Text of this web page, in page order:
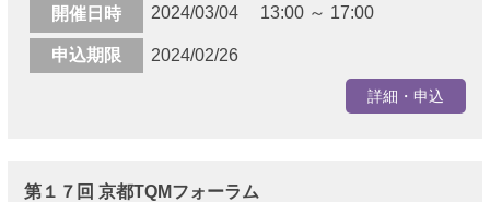
開催日時 2024/03/04 13:00 ～ 17:00
申込期限 2024/02/26
詳細・申込
第１７回 京都TQMフォーラム